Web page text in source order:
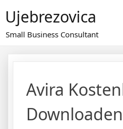
to
content
Ujebrezovica
Small Business Consultant
Avira